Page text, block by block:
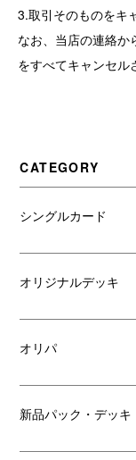
3.取引そのものをキ
なお、当店の連絡か
をすべてキャンセル
CATEGORY
シングルカード
オリジナルデッキ
オリパ
新品パック・デッキ